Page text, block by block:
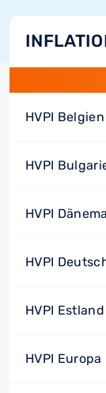
HVPI Belgien
HVPI
HVPI
HVPI
HVPI Estland
HVPI Europa